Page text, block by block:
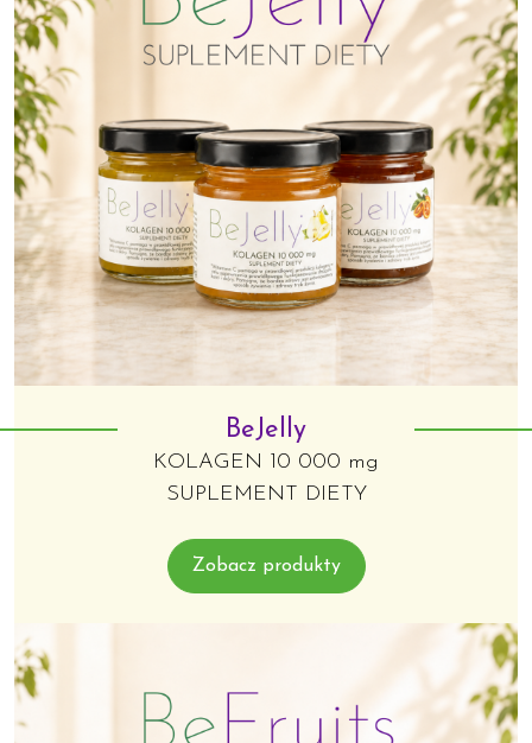
BeJelly
KOLAGEN 10 000 mg
SUPLEMENT DIETY
Zobacz produkty